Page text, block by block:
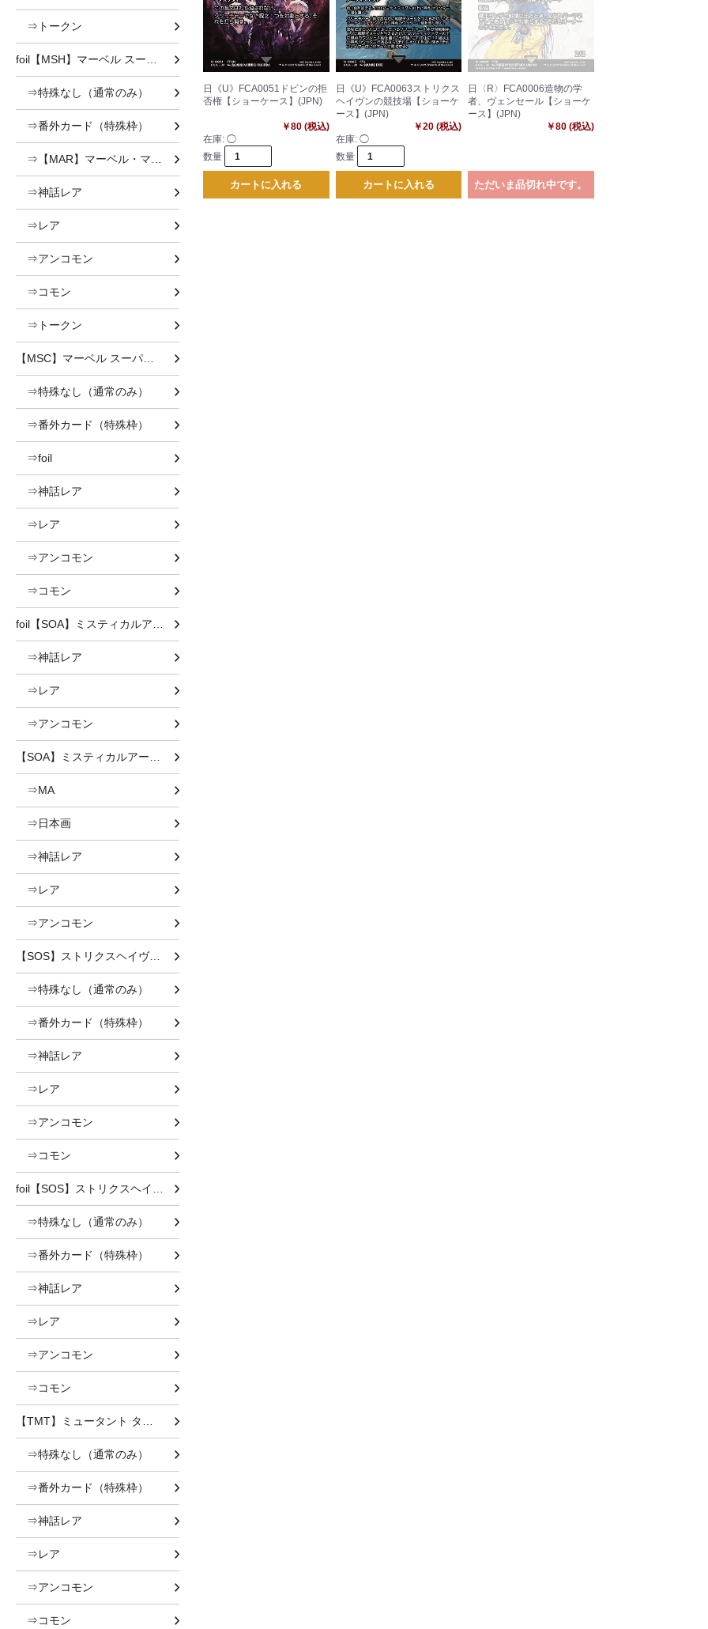
⇒トークン
⇒特殊なし（通常のみ）
⇒番外カード（特殊枠）
⇒神話レア
⇒レア
⇒アンコモン
⇒コモン
⇒トークン
⇒特殊なし（通常のみ）
⇒番外カード（特殊枠）
⇒foil
⇒神話レア
⇒レア
⇒アンコモン
⇒コモン
⇒神話レア
⇒レア
⇒アンコモン
⇒MA
⇒日本画
⇒神話レア
⇒レア
⇒アンコモン
【SOS】ストリクスヘイヴンの秘密
⇒特殊なし（通常のみ）
⇒番外カード（特殊枠）
⇒神話レア
⇒レア
⇒アンコモン
⇒コモン
⇒特殊なし（通常のみ）
⇒番外カード（特殊枠）
⇒神話レア
⇒レア
⇒アンコモン
⇒コモン
⇒特殊なし（通常のみ）
⇒番外カード（特殊枠）
⇒神話レア
⇒レア
⇒アンコモン
⇒コモン
日《U》FCA0051ドビンの拒
否権【ショーケース】(JPN)
￥80 (税込)
在庫: ◯
数量
カートに入れる
日《U》FCA0063ストリクス
ヘイヴンの競技場【ショーケ
ース】(JPN)
￥20 (税込)
在庫: ◯
数量
カートに入れる
日〈R〉FCA0006造物の学
者、ヴェンセール【ショーケ
ース】(JPN)
￥80 (税込)
ただいま品切れ中です。